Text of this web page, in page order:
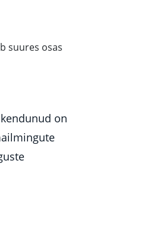
suures osas
on